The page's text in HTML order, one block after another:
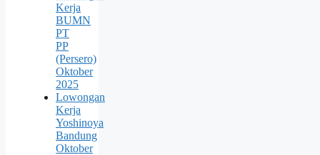
Kerja
BUMN
PT
PP
(Persero)
Oktober
2025
Lowongan
Kerja
Yoshinoya
Bandung
Oktober